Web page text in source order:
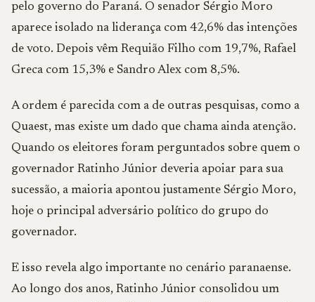
pelo governo do Paraná. O senador Sérgio Moro
aparece isolado na liderança com 42,6% das intenções
de voto. Depois vêm Requião Filho com 19,7%, Rafael
Greca com 15,3% e Sandro Alex com 8,5%.
A ordem é parecida com a de outras pesquisas, como a
Quaest, mas existe um dado que chama ainda atenção.
Quando os eleitores foram perguntados sobre quem o
governador Ratinho Júnior deveria apoiar para sua
sucessão, a maioria apontou justamente Sérgio Moro,
hoje o principal adversário político do grupo do
governador.
E isso revela algo importante no cenário paranaense.
Ao longo dos anos, Ratinho Júnior consolidou um